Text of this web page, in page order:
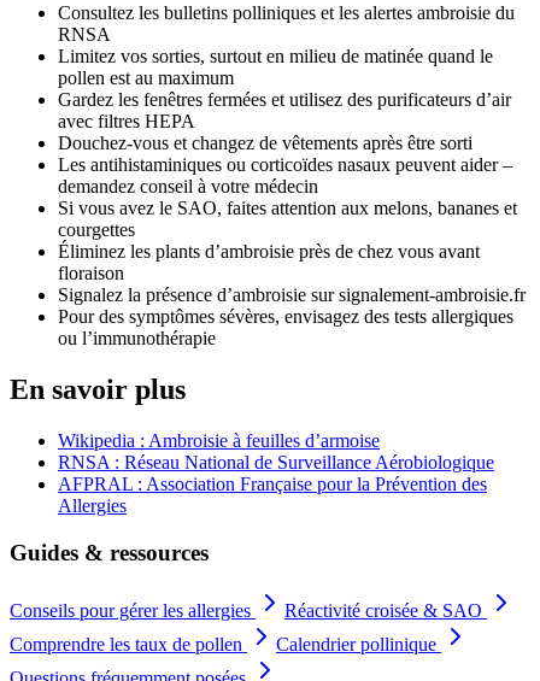
Consultez les bulletins polliniques et les alertes ambroisie du
RNSA
Limitez vos sorties, surtout en milieu de matinée quand le
pollen est au maximum
Gardez les fenêtres fermées et utilisez des purificateurs d’air
avec filtres HEPA
Douchez-vous et changez de vêtements après être sorti
Les antihistaminiques ou corticoïdes nasaux peuvent aider –
demandez conseil à votre médecin
Si vous avez le SAO, faites attention aux melons, bananes et
courgettes
Éliminez les plants d’ambroisie près de chez vous avant
floraison
Signalez la présence d’ambroisie sur signalement-ambroisie.fr
Pour des symptômes sévères, envisagez des tests allergiques
ou l’immunothérapie
En savoir plus
Wikipedia : Ambroisie à feuilles d’armoise
RNSA : Réseau National de Surveillance Aérobiologique
AFPRAL : Association Française pour la Prévention des
Allergies
Guides & ressources
Conseils pour gérer les allergies
Réactivité croisée & SAO
Comprendre les taux de pollen
Calendrier pollinique